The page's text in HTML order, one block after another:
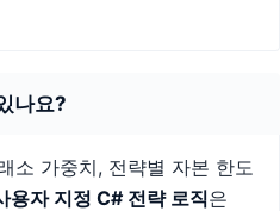
나요?
소 가중치, 전략별 자본 한도
용자 지정 C# 전략 로직은